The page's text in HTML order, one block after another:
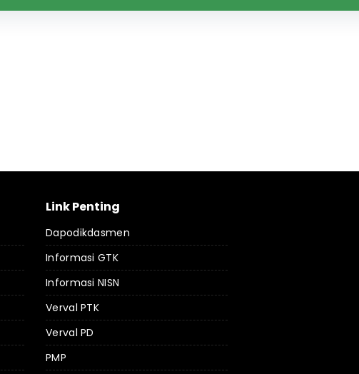
Link Penting
Dapodikdasmen
Informasi GTK
Informasi NISN
Verval PTK
Verval PD
PMP